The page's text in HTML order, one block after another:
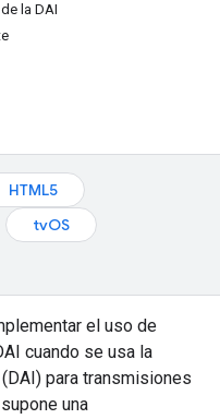
la DAI
HTML5
tvOS
el uso de
cuando se usa la
para transmisiones
una